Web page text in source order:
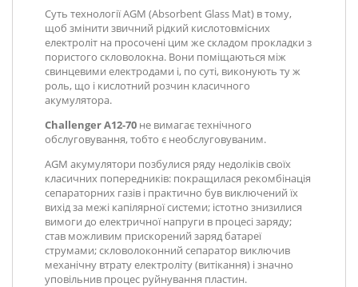
Суть технології AGM (Absorbent Glass Mat) в тому,
щоб змінити звичний рідкий кислотовмісних
електроліт на просочені цим же складом прокладки з
пористого скловолокна. Вони поміщаються між
свинцевими електродами і, по суті, виконують ту ж
роль, що і кислотний розчин класичного
акумулятора.
Challenger A12-70 не вимагає технічного
обслуговування, тобто є необслуговуваним.
AGM акумулятори позбулися ряду недоліків своїх
класичних попередників: покращилася рекомбінація
сепараторних газів і практично був виключений їх
вихід за межі капілярної системи; істотно знизилися
вимоги до електричної напруги в процесі заряду;
став можливим прискорений заряд батареї
струмами; скловолоконний сепаратор виключив
механічну втрату електроліту (витікання) і значно
уповільнив процес руйнування пластин.